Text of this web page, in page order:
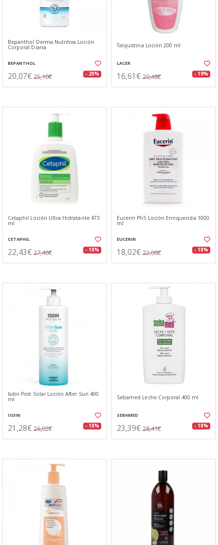
Bepanthol Derma Nutritiva Loción
Corporal Diaria
BEPANTHOL
20,07€ 25,10€ - 20%
Talquistina Loción 200 ml
LACER
16,61€ 20,48€ - 19%
Cetaphil Loción Ultra Hidratante 473
ml
CETAPHIL
22,43€ 27,46€ - 18%
Eucerin Ph5 Loción Enriquecida 1000
ml
EUCERIN
18,02€ 22,06€ - 18%
Isdin Post Solar Loción After Sun 400
ml
ISDIN
21,28€ 26,02€ - 18%
Sebamed Leche Corporal 400 ml
SEBAMED
23,39€ 28,41€ - 18%